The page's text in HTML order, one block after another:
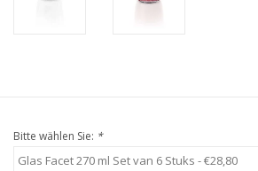
Bitte wählen Sie: *